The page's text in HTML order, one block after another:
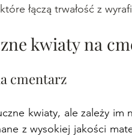
łączą trwałość z
kwiaty na
cmentarz
kwiaty, ale zależy im
z wysokiej jakości